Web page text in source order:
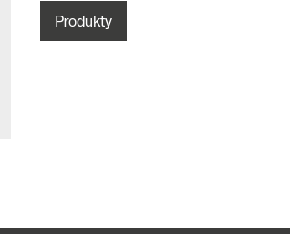
Produkty
Znajdź